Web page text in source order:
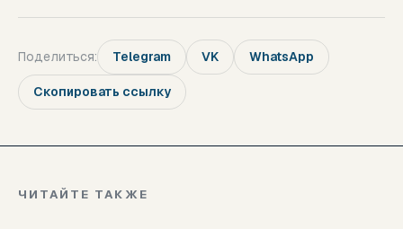
Поделиться: Telegram VK WhatsApp
Скопировать ссылку
ЧИТАЙТЕ ТАКЖЕ